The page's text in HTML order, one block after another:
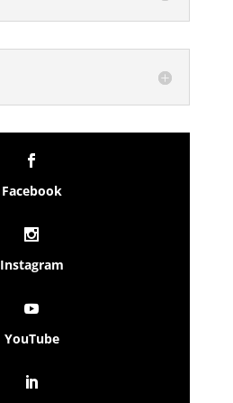
Facebook
Instagram
YouTube